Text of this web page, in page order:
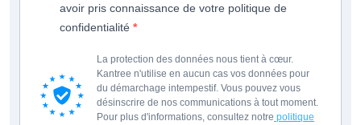
avoir pris connaissance de votre politique de
confidentialité
La protection des données nous tient à cœur.
Kantree n'utilise en aucun cas vos données pour
du démarchage intempestif. Vous pouvez vous
désinscrire de nos communications à tout moment.
Pour plus d'informations, consultez notre politique